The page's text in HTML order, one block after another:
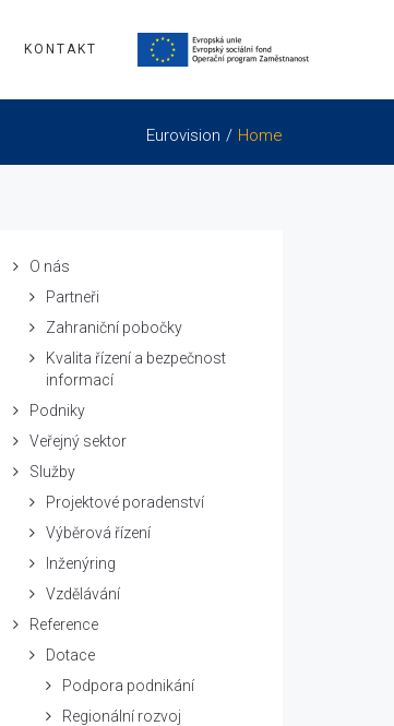
KONTAKT
Eurovision Home
O nás
Partneři
Zahraniční pobočky
Kvalita řízení a bezpečnost
informací
Podniky
Veřejný sektor
Služby
Projektové poradenství
Výběrová řízení
Inženýring
Vzdělávání
Reference
Dotace
Podpora podnikání
Regionální rozvoj